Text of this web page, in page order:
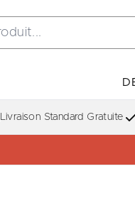
Livraison Standard Gratuite